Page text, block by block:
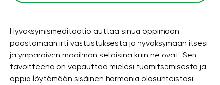
Hyväksymismeditaatio auttaa sinua oppimaan
päästämään irti vastustuksesta ja hyväksymään itsesi
ja ympäröivän maailman sellaisina kuin ne ovat. Sen
tavoitteena on vapauttaa mielesi tuomitsemisesta ja
oppia löytämään sisäinen harmonia olosuhteistasi